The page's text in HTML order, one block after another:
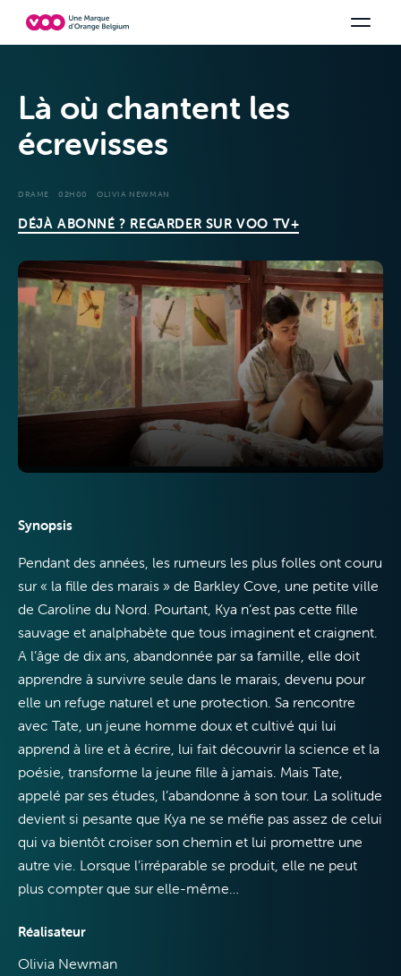
Offres &
Packs
Télévision
Internet
Mobile
VOO &
Là où chantent les
écrevisses
DRAME 02H00 OLIVIA NEWMAN
DÉJÀ ABONNÉ ? REGARDER SUR VOO TV+
Synopsis
Pendant des années, les rumeurs les plus folles ont couru
sur « la fille des marais » de Barkley Cove, une petite ville
de Caroline du Nord. Pourtant, Kya n’est pas cette fille
sauvage et analphabète que tous imaginent et craignent.
A l’âge de dix ans, abandonnée par sa famille, elle doit
apprendre à survivre seule dans le marais, devenu pour
elle un refuge naturel et une protection. Sa rencontre
avec Tate, un jeune homme doux et cultivé qui lui
apprend à lire et à écrire, lui fait découvrir la science et la
poésie, transforme la jeune fille à jamais. Mais Tate,
appelé par ses études, l’abandonne à son tour. La solitude
devient si pesante que Kya ne se méfie pas assez de celui
qui va bientôt croiser son chemin et lui promettre une
autre vie. Lorsque l’irréparable se produit, elle ne peut
plus compter que sur elle-même…
Réalisateur
Olivia Newman